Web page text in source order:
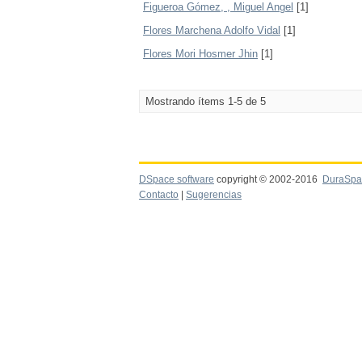
Figueroa Gómez, , Miguel Angel [1]
Flores Marchena Adolfo Vidal [1]
Flores Mori Hosmer Jhin [1]
Mostrando ítems 1-5 de 5
DSpace software copyright © 2002-2016
Contacto
Sugerencias